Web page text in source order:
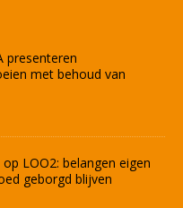
presenteren
met behoud van
LOO2: belangen eigen
geborgd blijven